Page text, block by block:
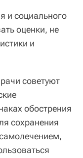
и социального
оценки, не
и
советуют
обострения
сохранения